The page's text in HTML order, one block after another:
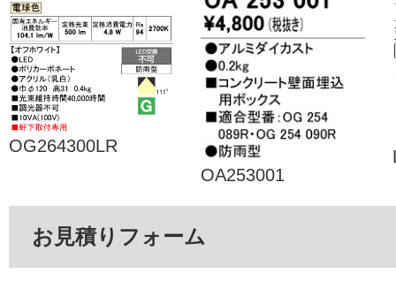
OG264300LR
OA253001
お見積りフォーム